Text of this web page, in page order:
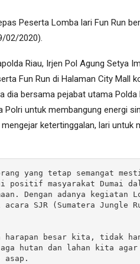
Peserta Lomba lari Fun Run
02/2020).
Riau, Irjen Pol Agung Setya
Fun Run di Halaman City Mall
dia bersama pejabat utama
untuk membangung energi
ketertinggalan, lari untuk
yang tetap semangat
positif masyarakat Dumai
Dengan adanya kegiatan
SJR (Sumatera Jungle
harapan besar kita, tidak
hutan dan lahan kita
asap.